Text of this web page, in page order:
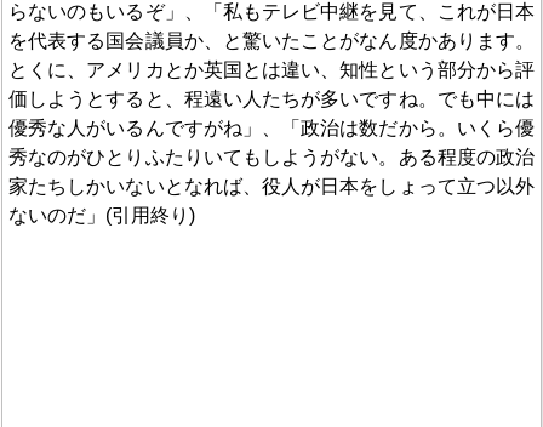
らないのもいるぞ」、「私もテレビ中継を見て、これが日本
を代表する国会議員か、と驚いたことがなん度かあります。
とくに、アメリカとか英国とは違い、知性という部分から評
価しようとすると、程遠い人たちが多いですね。でも中には
優秀な人がいるんですがね」、「政治は数だから。いくら優
秀なのがひとりふたりいてもしようがない。ある程度の政治
家たちしかいないとなれば、役人が日本をしょって立つ以外
ないのだ」(引用終り)